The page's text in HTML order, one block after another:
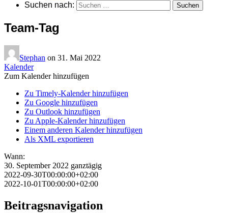
Suchen nach:
Team-Tag
Stephan on 31. Mai 2022
Kalender
Zum Kalender hinzufügen
Zu Timely-Kalender hinzufügen
Zu Google hinzufügen
Zu Outlook hinzufügen
Zu Apple-Kalender hinzufügen
Einem anderen Kalender hinzufügen
Als XML exportieren
Wann:
30. September 2022 ganztägig
2022-09-30T00:00:00+02:00
2022-10-01T00:00:00+02:00
Beitragsnavigation